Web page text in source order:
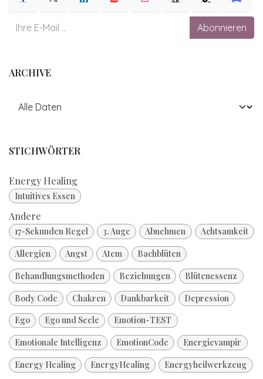
Abonnieren
ARCHIVE
STICHWÖRTER
Energy Healing
Intuitives Essen
Andere
17-Sekunden Regel 3. Auge Abnehmen
Achtsamkeit
Allergien
Angst Atem
Bachblüten
Behandlungsmethoden
Beziehungen
Blütenessenz
Body Code
Chakren Dankbarkeit
Depression
Ego
Ego und Seele
Emotion-TEST
Emotionale Intelligenz
EmotionCode
Energievampir
Energy Healing
EnergyHealing
Energyheilwerkzeug